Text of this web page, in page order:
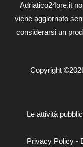
Adriatico24ore.it
viene aggiornato
considerarsi un
Copyright
Le attività
Privacy Policy-